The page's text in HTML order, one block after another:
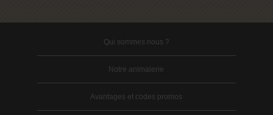
Qui sommes nous ?
Notre animalerie
Avantages et codes promos